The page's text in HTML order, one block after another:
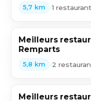
5,7 km •1 restaurant
Meilleurs
Remparts
5,8 km •2
Meilleurs